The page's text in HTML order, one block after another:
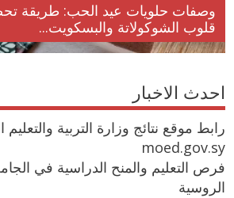
وصفات حلويات عيد الحب: طريقة
قلوب الشوكولاتة والبسكويت...
احدث الاخبار
رابط موقع نتائج وزارة التربية والتعليم
moed.gov.sy
فرص التعليم والمنح الدراسية في
الروسية